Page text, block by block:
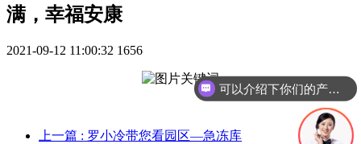
满，幸福安康
2021-09-12 11:00:32 1656
上一篇 : 罗小冷带您看园区—急冻库
可以介绍下你们的产品么